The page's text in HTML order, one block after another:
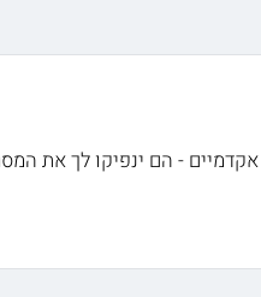
אקדמיים - הם ינפיקו לך את